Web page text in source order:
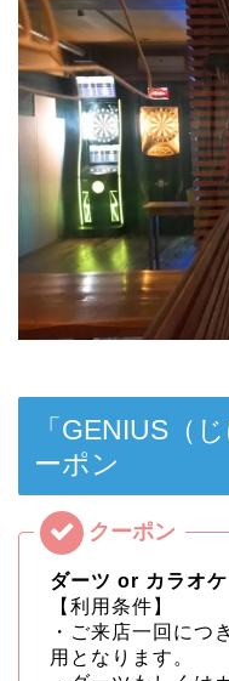
「GENIUS（
ーポン
ダーツ or カラオ
【利用条件】
・ご来店一回につ
用となります。